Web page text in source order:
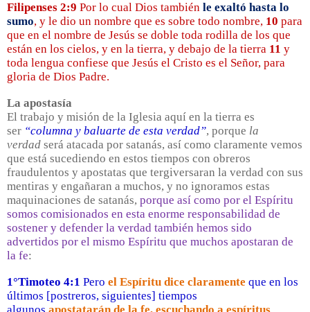
Filipenses 2:9 Por lo cual Dios también le exaltó hasta lo
sumo, y le dio un nombre que es sobre todo nombre, 10 para
que en el nombre de Jesús se doble toda rodilla de los que
están en los cielos, y en la tierra, y debajo de la tierra 11 y
toda lengua confiese que Jesús el Cristo es el Señor, para
gloria de Dios Padre.
La apostasía
El trabajo y misión de la Iglesia aquí en la tierra es
ser “columna y baluarte de esta verdad”, porque la
verdad será atacada por satanás, así como claramente vemos
que está sucediendo en estos tiempos con obreros
fraudulentos y apostatas que tergiversaran la verdad con sus
mentiras y engañaran a muchos, y no ignoramos estas
maquinaciones de satanás, porque así como por el Espíritu
somos comisionados en esta enorme responsabilidad de
sostener y defender la verdad también hemos sido
advertidos por el mismo Espíritu que muchos apostaran de
la fe:
1°Timoteo 4:1 Pero el Espíritu dice claramente que en los
últimos [postreros, siguientes] tiempos